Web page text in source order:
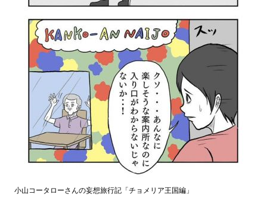
小山コータローさんの妄想旅行記「チョメリア王国編」